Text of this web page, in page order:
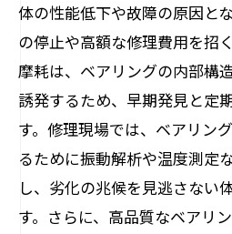
体の性能低下や故障の原因と
の停止や高額な修理費用を招
摩耗は、ベアリングの内部構
誘発するため、早期発見と定
す。修理現場では、ベアリン
るために振動解析や温度測定
し、劣化の兆候を見逃さない
す。さらに、高品質なベアリ